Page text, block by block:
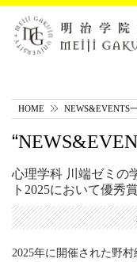
HOME NEWS&EVENTS
心理学科 川端ゼミの
ト2025において優秀
2025年に開催された野